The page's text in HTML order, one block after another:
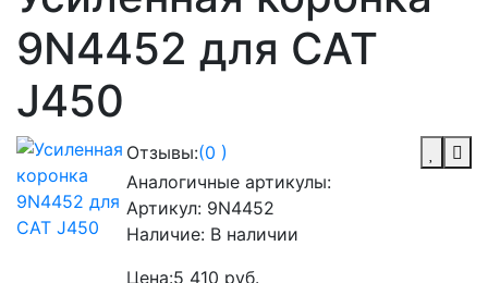
9N4452 для CAT
J450
Отзывы:(0 )
Аналогичные артикулы:
Артикул: 9N4452
Наличие: В наличии
Цена:5 410 руб.